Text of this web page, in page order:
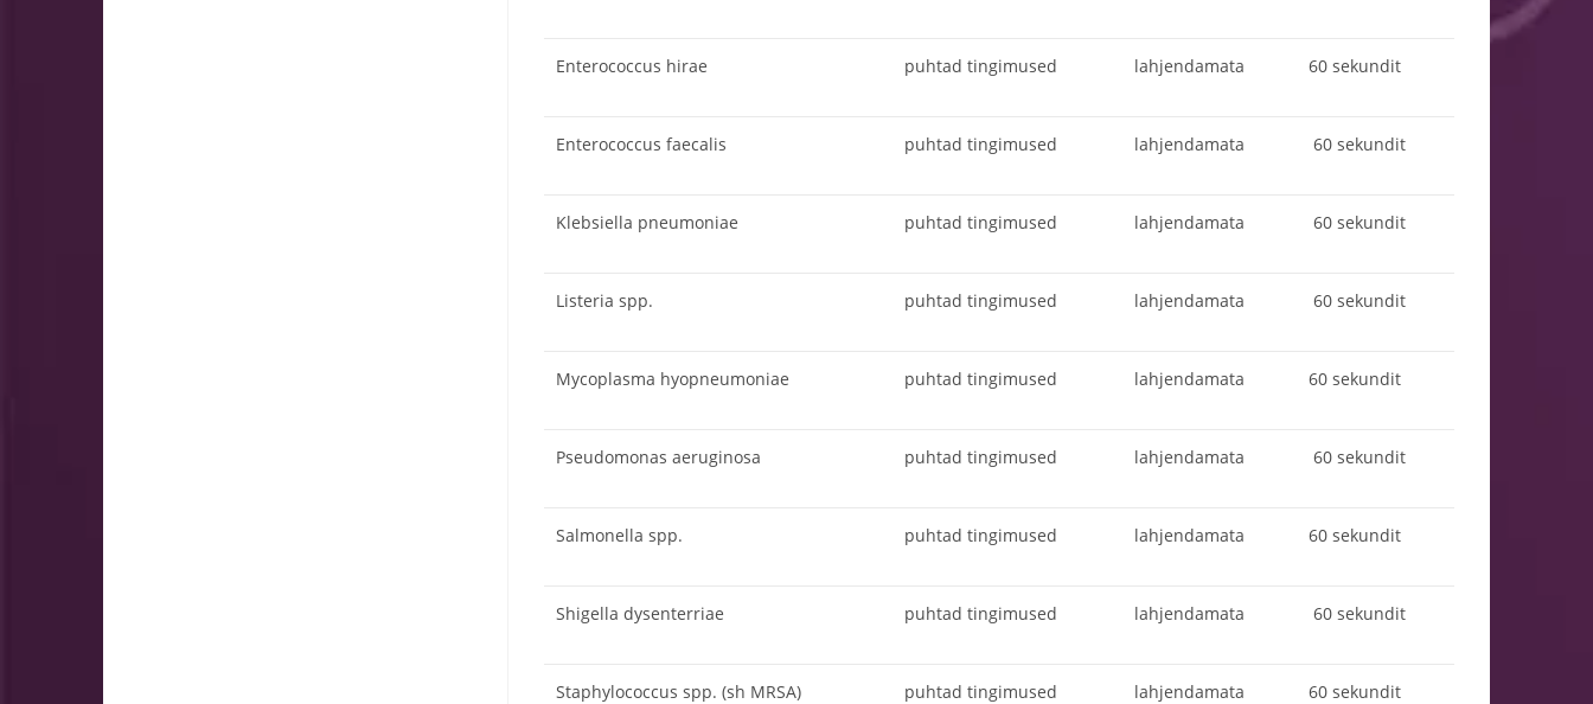
Enterococcus hirae puhtad tingimused lahjendamata 60 sekundit
Enterococcus faecalis puhtad tingimused lahjendamata 60 sekundit
Klebsiella pneumoniae puhtad tingimused lahjendamata 60 sekundit
Listeria spp. puhtad tingimused lahjendamata 60 sekundit
Mycoplasma hyopneumoniae puhtad tingimused lahjendamata 60 sekundit
Pseudomonas aeruginosa puhtad tingimused lahjendamata 60 sekundit
Salmonella spp. puhtad tingimused lahjendamata 60 sekundit
Shigella dysenterriae puhtad tingimused lahjendamata 60 sekundit
Staphylococcus spp. (sh MRSA) puhtad tingimused lahjendamata 60 sekundit